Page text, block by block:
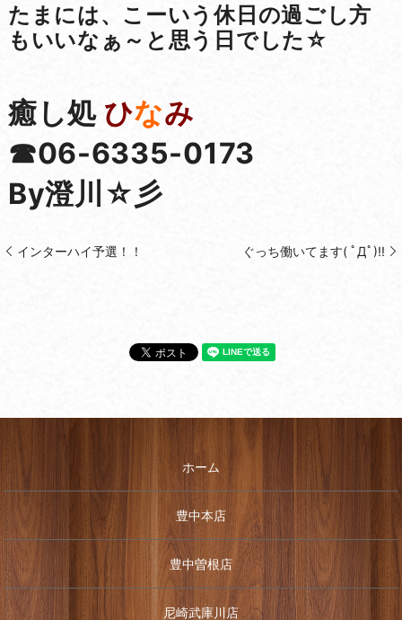
たまには、こーいう休日の過ごし方
もいいなぁ～と思う日でした☆
癒し処 ひなみ
☎06-6335-0173
By澄川☆彡
インターハイ予選！！ ぐっち働いてます( ﾟДﾟ)!!
ホーム
豊中本店
豊中曽根店
尼崎武庫川店